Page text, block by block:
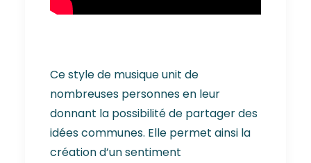
Ce style de musique unit de
nombreuses personnes en leur
donnant la possibilité de partager des
idées communes. Elle permet ainsi la
création d’un sentiment